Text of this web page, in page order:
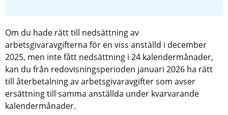
Om du hade rätt till nedsättning av
arbetsgivaravgifterna för en viss anställd i december
2025, men inte fått nedsättning i 24 kalendermånader,
kan du från redovisningsperioden januari 2026 ha rätt
till återbetalning av arbetsgivaravgifter som avser
ersättning till samma anställda under kvarvarande
kalendermånader.